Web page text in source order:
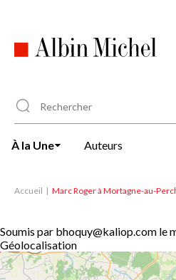
principal
À la Une Auteurs
Accueil Marc Roger à Mortagne-au-
Soumis par bhoquy@kaliop.com le
Géolocalisation